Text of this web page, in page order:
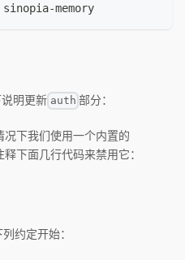
memory
明更新 auth 部分：
下我们使用一个内置的
下面几行代码来禁用它：
约定开始：